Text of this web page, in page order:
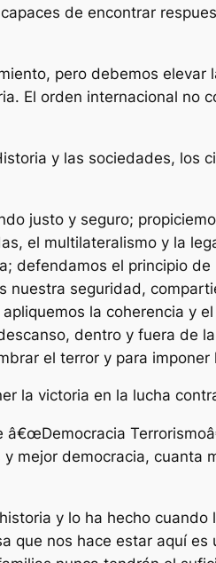
de encontrar
pero debemos
El orden internacional no
y las sociedades, los
justo y seguro;
el multilateralismo y la
defendamos el principio
nuestra seguridad,
la coherencia y
dentro y fuera de
el terror y para
la victoria en la lucha
mejor democracia,
y lo ha hecho
que nos hace estar aquí